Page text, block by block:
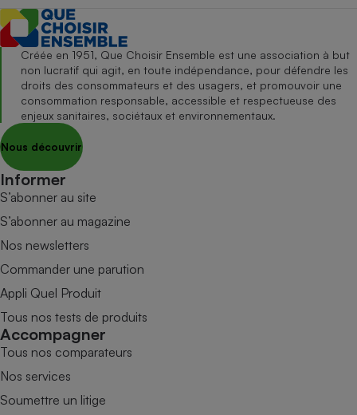
Créée en 1951, Que Choisir Ensemble est une association à but
non lucratif qui agit, en toute indépendance, pour défendre les
droits des consommateurs et des usagers, et promouvoir une
consommation responsable, accessible et respectueuse des
enjeux sanitaires, sociétaux et environnementaux.
Nous découvrir
Informer
S’abonner au site
S’abonner au magazine
Nos newsletters
Commander une parution
Appli Quel Produit
Tous nos tests de produits
Accompagner
Tous nos comparateurs
Nos services
Soumettre un litige